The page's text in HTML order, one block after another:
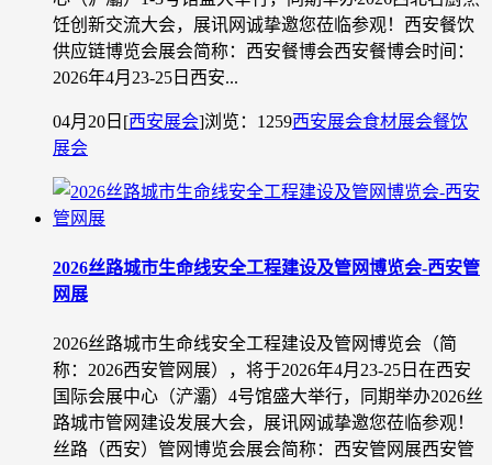
饪创新交流大会，展讯网诚挚邀您莅临参观！西安餐饮
供应链博览会展会简称：西安餐博会西安餐博会时间：
2026年4月23-25日西安...
04月20日 [西安展会]浏览：1259西安展会食材展会餐饮
展会
2026丝路城市生命线安全工程建设及管网博览会-西安管
网展
2026丝路城市生命线安全工程建设及管网博览会（简
称：2026西安管网展），将于2026年4月23-25日在西安
国际会展中心（浐灞）4号馆盛大举行，同期举办2026丝
路城市管网建设发展大会，展讯网诚挚邀您莅临参观！
丝路（西安）管网博览会展会简称：西安管网展西安管